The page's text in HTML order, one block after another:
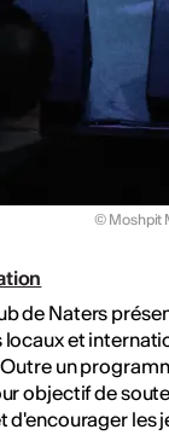
© Moshpit
de Naters
et
un
objectif de
d'encourager les